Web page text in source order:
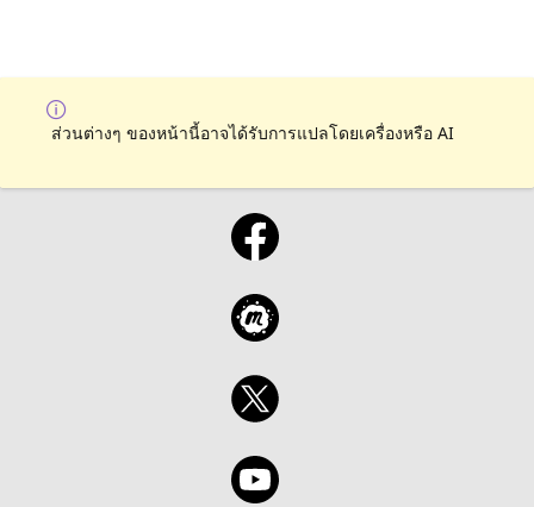
across multi-pipeline environments and gain
Don’t miss out on this opportunity to
enhance your DevOps security strategy with
ส่วนต่างๆ ของหน้านี้อาจได้รับการแปลโดยเครื่องหรือ AI